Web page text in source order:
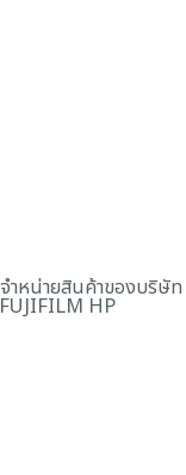
ำหน่ายสินค้าของบริษัท
HP